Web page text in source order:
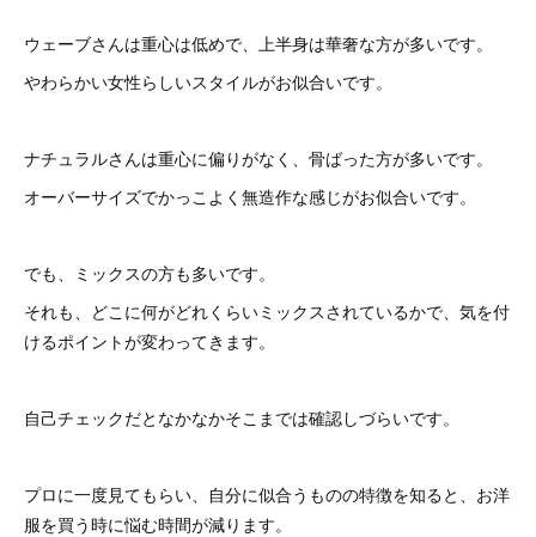
ウェーブさんは重心は低めで、上半身は華奢な方が多いです。
やわらかい女性らしいスタイルがお似合いです。
ナチュラルさんは重心に偏りがなく、骨ばった方が多いです。
オーバーサイズでかっこよく無造作な感じがお似合いです。
でも、ミックスの方も多いです。
それも、どこに何がどれくらいミックスされているかで、気を付
けるポイントが変わってきます。
自己チェックだとなかなかそこまでは確認しづらいです。
プロに一度見てもらい、自分に似合うものの特徴を知ると、お洋
服を買う時に悩む時間が減ります。